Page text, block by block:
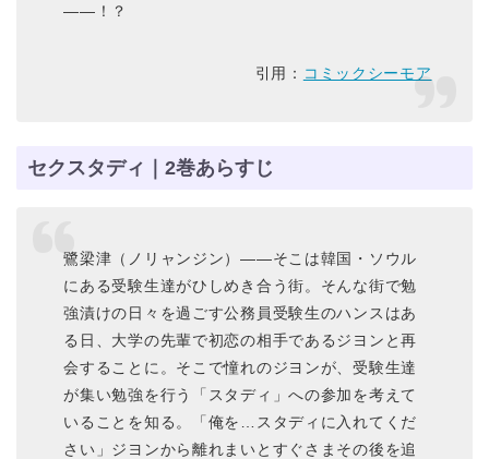
――！？
引用： コミックシーモア
セクスタディ｜2巻あらすじ
鷺梁津（ノリャンジン）――そこは韓国・ソウル
にある受験生達がひしめき合う街。そんな街で勉
強漬けの日々を過ごす公務員受験生のハンスはあ
る日、大学の先輩で初恋の相手であるジヨンと再
会することに。そこで憧れのジヨンが、受験生達
が集い勉強を行う「スタディ」への参加を考えて
いることを知る。「俺を…スタディに入れてくだ
さい」ジヨンから離れまいとすぐさまその後を追